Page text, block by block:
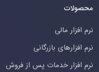
محصولات
نرم افزار مالی
نرم افزارهای بازرگانی
نرم افزار خدمات پس از فروش